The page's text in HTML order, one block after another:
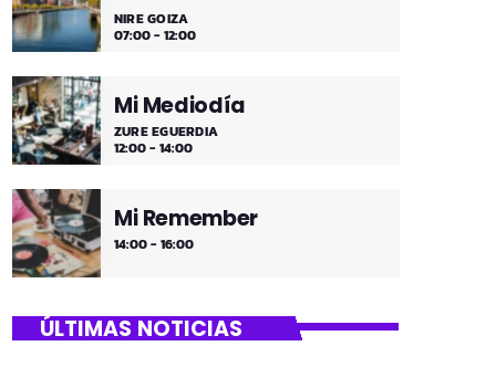
NIRE GOIZA
07:00 - 12:00
Mi Mediodía
ZURE EGUERDIA
12:00 - 14:00
Mi Remember
14:00 - 16:00
ÚLTIMAS NOTICIAS